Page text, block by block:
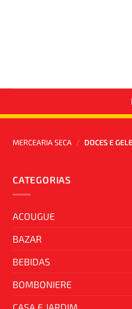
MERCEARIA SECA / DOCES E
CATEGORIAS
ACOUGUE
BAZAR
BEBIDAS
BOMBONIERE
CASA E JARDIM